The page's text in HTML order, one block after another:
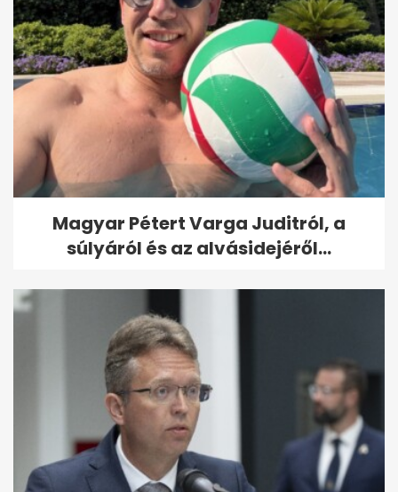
Magyar Pétert Varga Juditról, a
súlyáról és az alvásidejéről...